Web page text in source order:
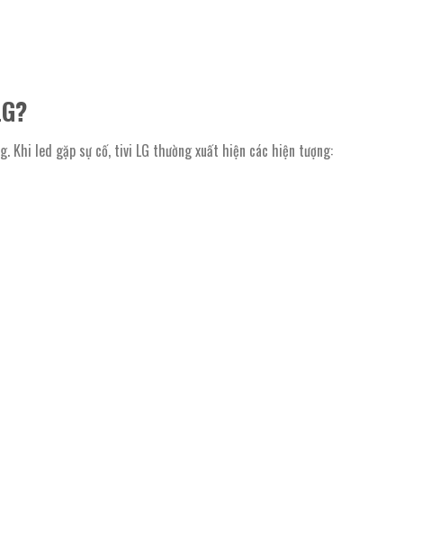
Khi led gặp sự cố, tivi LG thường xuất hiện các hiện tượng: